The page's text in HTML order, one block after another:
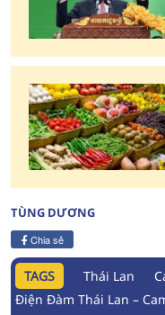
TÙNG DƯƠNG
Chia sẻ
TAGS Thái Lan
Điện Đàm Thái Lan –